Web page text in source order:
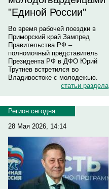
"Единой России"
Во время рабочей поездки в
Приморский край Зампред
Правительства РФ –
полномочный представитель
Президента РФ в ДФО Юрий
Трутнев встретился во
Владивостоке с молодежью.
статьи раздела
Регион сегодня
28 Мая 2026, 14:14